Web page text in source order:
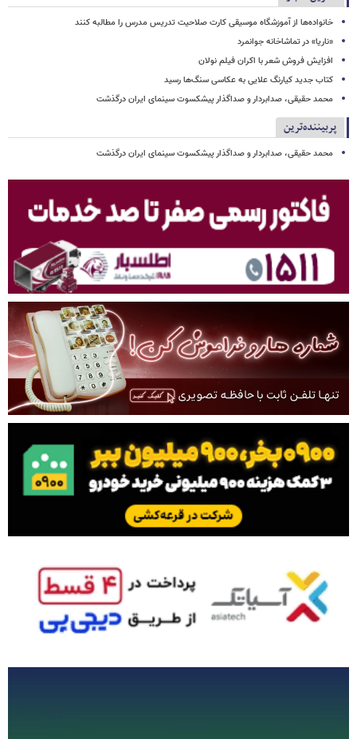
خانواده‌ها از آموزشگاه موسیقی کارت صلاحیت تدریس مدرس را مطالبه کنند
«ناریا» در تماشاخانه جوانمرد
افزایش فروش شعر با اکران فیلم نولان
کتاب جدید کیارنگ علایی به عکاسی سنگ‌ها رسید
محمد حقیقی، صدابردار و صداگذار پیشکسوت سینمای ایران درگذشت
پربیننده‌ترین
محمد حقیقی، صدابردار و صداگذار پیشکسوت سینمای ایران درگذشت